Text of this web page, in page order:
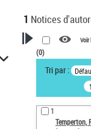
1 Notices
VOTRE
Recherche
notices
Œuvres liées à
Temperton,
Voir
(0)
Tri par :
1
Temperton,